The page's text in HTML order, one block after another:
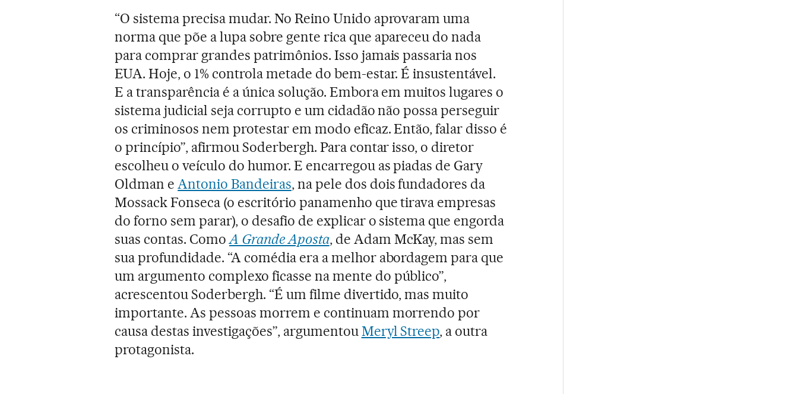
“O sistema precisa mudar. No Reino Unido aprovaram uma
norma que põe a lupa sobre gente rica que apareceu do nada
para comprar grandes patrimônios. Isso jamais passaria nos
EUA. Hoje, o 1% controla metade do bem-estar. É insustentável.
E a transparência é a única solução. Embora em muitos lugares o
sistema judicial seja corrupto e um cidadão não possa perseguir
os criminosos nem protestar em modo eficaz. Então, falar disso é
o princípio”, afirmou Soderbergh. Para contar isso, o diretor
escolheu o veículo do humor. E encarregou as piadas de Gary
Oldman eAntonio Bandeiras, na pele dos dois fundadores da
Mossack Fonseca (o escritório panamenho que tirava empresas
do forno sem parar), o desafio de explicar o sistema que engorda
suas contas. ComoA Grande Aposta, de Adam McKay, mas sem
sua profundidade. “A comédia era a melhor abordagem para que
um argumento complexo ficasse na mente do público”,
acrescentou Soderbergh. “É um filme divertido, mas muito
importante. As pessoas morrem e continuam morrendo por
causa destas investigações”, argumentouMeryl Streep, a outra
protagonista.